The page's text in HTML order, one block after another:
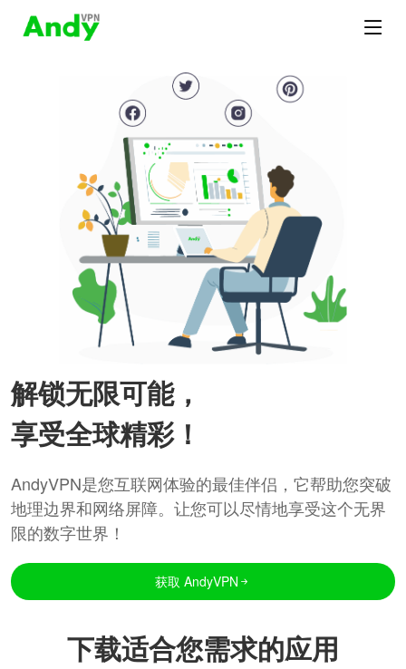
解锁无限可能，
享受全球精彩！
AndyVPN是您互联网体验的最佳伴侣，它帮助您突破
地理边界和网络屏障。让您可以尽情地享受这个无界
限的数字世界！
获取 AndyVPN
下载适合您需求的应用